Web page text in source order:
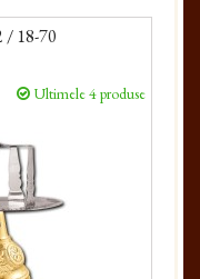
/ 18-70
Ultimele 4 produse